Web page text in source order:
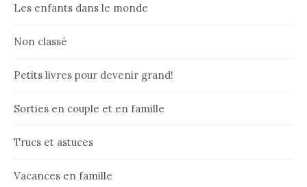
Les enfants dans le monde
Non classé
Petits livres pour devenir grand!
Sorties en couple et en famille
Trucs et astuces
Vacances en famille